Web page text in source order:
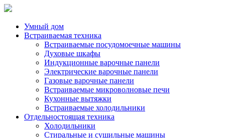
Умный дом
Встраиваемая техника
Встраиваемые посудомоечные машины
Духовые шкафы
Индукционные варочные панели
Электрические варочные панели
Газовые варочные панели
Встраиваемые микроволновые печи
Кухонные вытяжки
Встраиваемые холодильники
Отдельностоящая техника
Холодильники
Стиральные и сушильные машины